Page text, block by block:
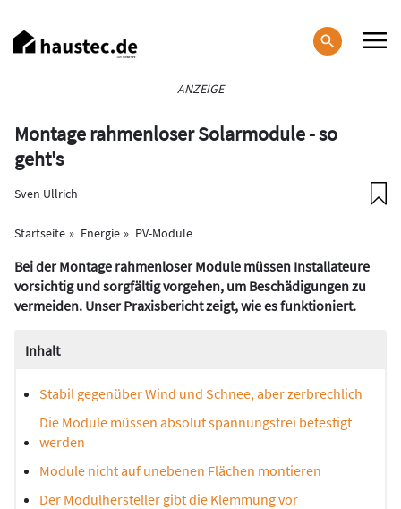
zum
Inhalt
ANZEIGE
Montage rahmenloser Solarmodule - so
geht's
Sven Ullrich
Startseite Energie PV-Module
Bei der Montage rahmenloser Module müssen Installateure
vorsichtig und sorgfältig vorgehen, um Beschädigungen zu
vermeiden. Unser Praxisbericht zeigt, wie es funktioniert.
Inhalt
Stabil gegenüber Wind und Schnee, aber zerbrechlich
Die Module müssen absolut spannungsfrei befestigt
werden
Module nicht auf unebenen Flächen montieren
Der Modulhersteller gibt die Klemmung vor